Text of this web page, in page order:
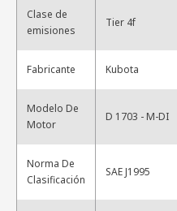
Clase de
emisiones
Tier 4f
Fabricante Kubota
Modelo De
Motor
D 1703 - M-DI
Norma De
Clasificación
SAE J1995